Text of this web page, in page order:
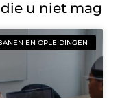
die u niet mag
EN OPLEIDINGEN